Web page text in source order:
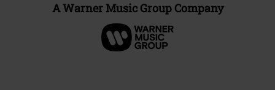
A Warner Music Group Company